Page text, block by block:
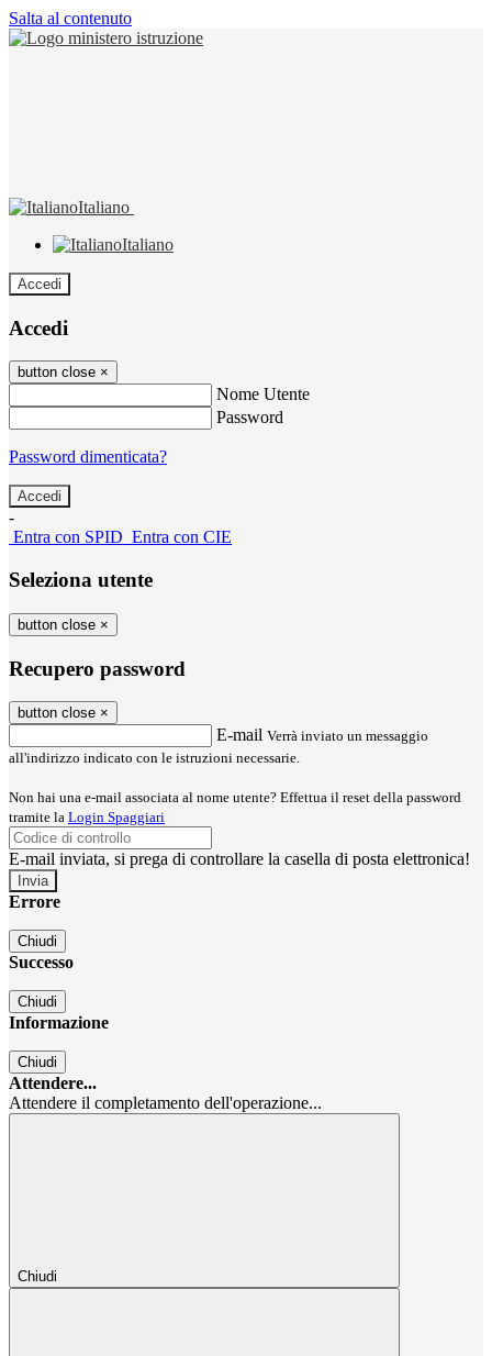
Salta al contenuto
Italiano
Italiano
Accedi
Accedi
button close ×
Nome Utente
Password
Password dimenticata?
-
Entra con SPID Entra con CIE
Seleziona utente
button close ×
Recupero password
button close ×
E-mail Verrà inviato un messaggio
all'indirizzo indicato con le istruzioni necessarie.
Non hai una e-mail associata al nome utente? Effettua il reset della password
tramite la Login Spaggiari
E-mail inviata, si prega di controllare la casella di posta elettronica!
Errore
Chiudi
Successo
Chiudi
Informazione
Chiudi
Attendere...
Attendere il completamento dell'operazione...
Chiudi